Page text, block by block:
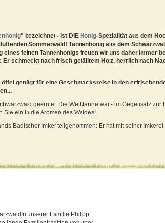
" bezeichnet - ist DIE Honig-Spezialität aus dem
Sommerwald! Tannenhonig aus dem
eines feinen Tannenhonigs freuen wir uns daher immer
schmeckt nach frisch gefälltem Holz, herrlich nach
genügt für eine Geschmacksreise in den
geerntet. Die Weißtanne war - im Gegensatz zur
Sie ein in die Aromen des Waldes!
Badischer Imker teilgenommen: Er hat mit seiner
unserer Familie Philipp